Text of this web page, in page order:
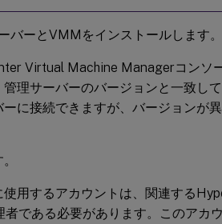
ーとVMMをインストールします。
Virtual Machine Managerコンソ
理サーバーのバージョンと一致して
に接続できますが、バージョンが
用するアカウントは、関連する
である必要があります。このアカ